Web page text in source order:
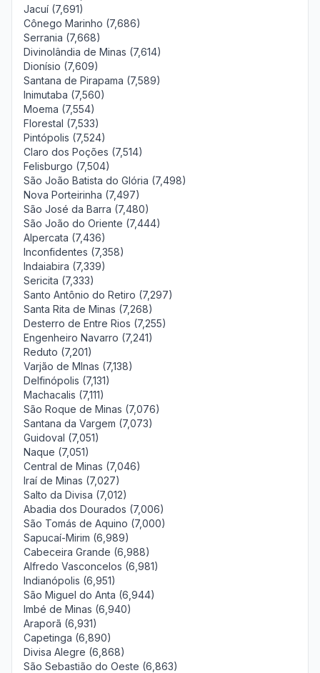
Jacuí (7,691)
Cônego Marinho (7,686)
Serrania (7,668)
Divinolândia de Minas (7,614)
Dionísio (7,609)
Santana de Pirapama (7,589)
Inimutaba (7,560)
Moema (7,554)
Florestal (7,533)
Pintópolis (7,524)
Claro dos Poções (7,514)
Felisburgo (7,504)
São João Batista do Glória (7,498)
Nova Porteirinha (7,497)
São José da Barra (7,480)
São João do Oriente (7,444)
Alpercata (7,436)
Inconfidentes (7,358)
Indaiabira (7,339)
Sericita (7,333)
Santo Antônio do Retiro (7,297)
Santa Rita de Minas (7,268)
Desterro de Entre Rios (7,255)
Engenheiro Navarro (7,241)
Reduto (7,201)
Varjão de MInas (7,138)
Delfinópolis (7,131)
Machacalis (7,111)
São Roque de Minas (7,076)
Santana da Vargem (7,073)
Guidoval (7,051)
Naque (7,051)
Central de Minas (7,046)
Iraí de Minas (7,027)
Salto da Divisa (7,012)
Abadia dos Dourados (7,006)
São Tomás de Aquino (7,000)
Sapucaí-Mirim (6,989)
Cabeceira Grande (6,988)
Alfredo Vasconcelos (6,981)
Indianópolis (6,951)
São Miguel do Anta (6,944)
Imbé de Minas (6,940)
Araporã (6,931)
Capetinga (6,890)
Divisa Alegre (6,868)
São Sebastião do Oeste (6,863)